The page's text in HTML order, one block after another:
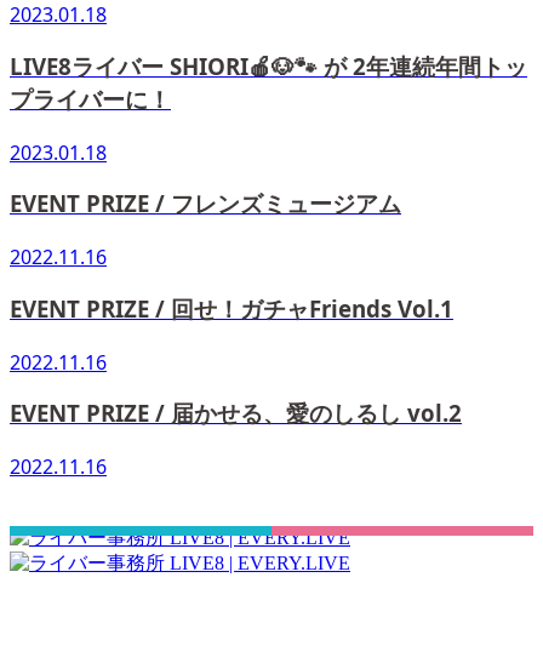
2023.01.18
LIVE8ライバー SHIORI🍎🐶🐾 が 2年連続年間トッ
プライバーに！
2023.01.18
EVENT PRIZE / フレンズミュージアム
2022.11.16
EVENT PRIZE / 回せ！ガチャFriends Vol.1
2022.11.16
EVENT PRIZE / 届かせる、愛のしるし vol.2
2022.11.16